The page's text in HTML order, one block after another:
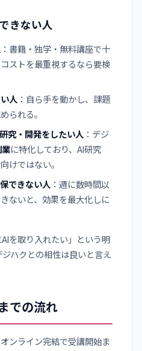
きない人
：書籍・独学・無料講座で十
ストを最重視するなら要検
人 ：自ら手を動かし、課題
られる。
究・開発をしたい人 ：デジ
に特化しており、AI研究
けではない。
できない人 ：週に数時間以
ないと、効果を最大化しに
AIを取り入れたい」という明
ハクとの相性は良いと言え
での流れ
ンライン完結で受講開始ま